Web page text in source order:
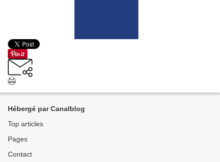
Hébergé par Canalblog
Top articles
Pages
Contact